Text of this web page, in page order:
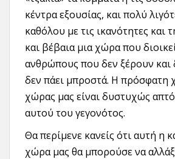
κέντρα εξουσίας, και πολύ
καθόλου με τις ικανότητες και
και βέβαια μια χώρα που
ανθρώπους που δεν ξέρουν και
δεν πάει μπροστά. Η πρόσφατη
χώρας μας είναι δυστυχώς
αυτού του γεγονότος.
Θα περίμενε κανείς ότι αυτή η
χώρα μας θα μπορούσε να